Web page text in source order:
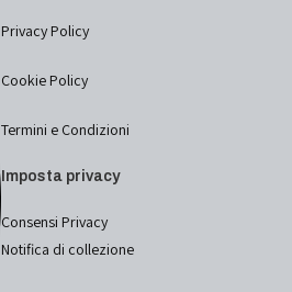
Privacy Policy
Cookie Policy
Termini e Condizioni
Imposta privacy
Consensi Privacy
Notifica di collezione